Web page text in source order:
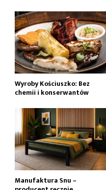
Wyroby Kościuszko: Bez
chemii i konserwantów
Manufaktura Snu –